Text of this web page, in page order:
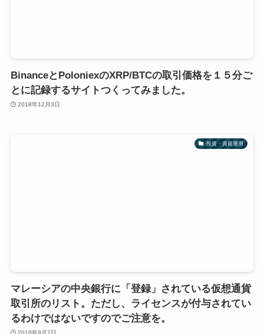
BinanceとPoloniexのXRP/BTCの取引価格を１５分ご
とに記録するサイトつくってみました。
2018年12月3日
投資・資産運用
マレーシアの中央銀行に「登録」されている仮想通貨
取引所のリスト。ただし、ライセンスが付与されてい
るわけではないですのでご注意を。
2018年9月7日